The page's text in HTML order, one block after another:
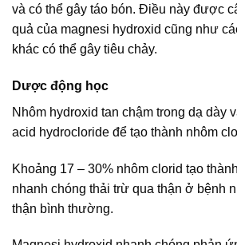
và có thể gây táo bón. Điều này được
quả của magnesi hydroxid cũng như
khác có thể gây tiêu chảy.
Dược động học
Nhôm hydroxid tan chậm trong dạ dày
acid hydrocloride để tạo thành nhôm
Khoảng 17 – 30% nhôm clorid tạo
nhanh chóng thải trừ qua thận ở bệnh
thận bình thường.